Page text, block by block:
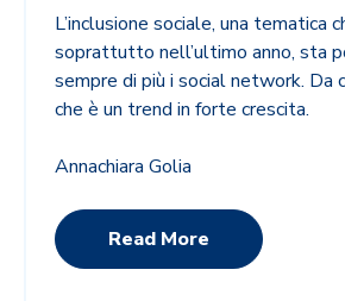
L’inclusione sociale, una tematica
soprattutto nell’ultimo anno, sta
sempre di più i social network. Da
che è un trend in forte crescita.
Annachiara Golia
Read More